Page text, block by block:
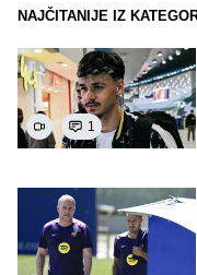
NAJČITANIJE IZ
1